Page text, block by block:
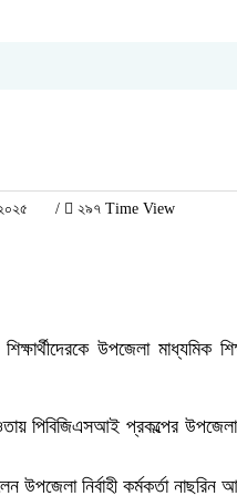
/ ২৯৭ Time View
উপজেলা মাধ্যমিক
পিবিজিএসআই প্রকল্পের উপজেলা
উপজেলা নির্বাহী কর্মকর্তা নাছরিন